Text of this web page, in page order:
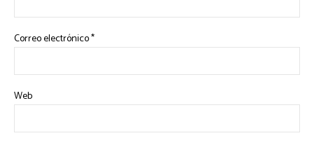
Correo electrónico*
Web